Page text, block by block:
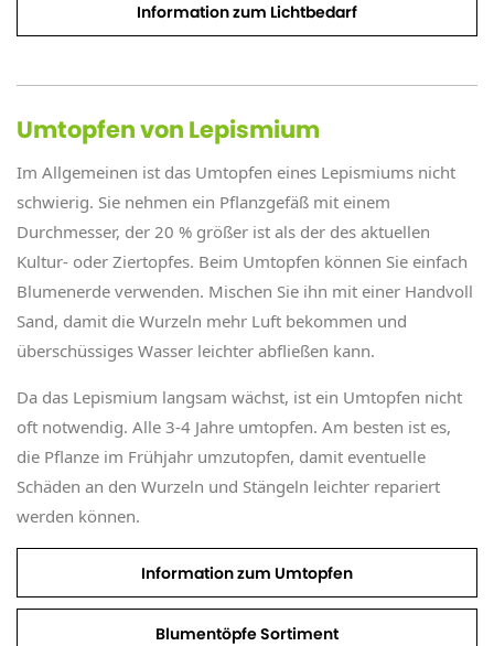
Information zum Lichtbedarf
Umtopfen von Lepismium
Im Allgemeinen ist das Umtopfen eines Lepismiums nicht
schwierig. Sie nehmen ein Pflanzgefäß mit einem
Durchmesser, der 20 % größer ist als der des aktuellen
Kultur- oder Ziertopfes. Beim Umtopfen können Sie einfach
Blumenerde verwenden. Mischen Sie ihn mit einer Handvoll
Sand, damit die Wurzeln mehr Luft bekommen und
überschüssiges Wasser leichter abfließen kann.
Da das Lepismium langsam wächst, ist ein Umtopfen nicht
oft notwendig. Alle 3-4 Jahre umtopfen. Am besten ist es,
die Pflanze im Frühjahr umzutopfen, damit eventuelle
Schäden an den Wurzeln und Stängeln leichter repariert
werden können.
Information zum Umtopfen
Blumentöpfe Sortiment